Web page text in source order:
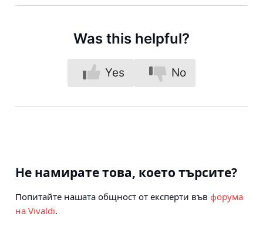
Was this helpful?
Yes No
Не намирате това, което търсите?
Попитайте нашата общност от експерти във форума
на Vivaldi.